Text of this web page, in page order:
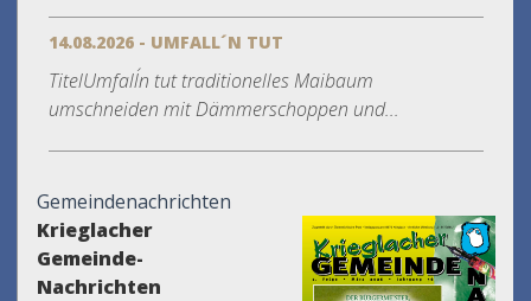
14.08.2026 - UMFALL´N TUT
TitelUmfall´n tut traditionelles Maibaum
umschneiden mit Dämmerschoppen und...
Gemeindenachrichten
Krieglacher
Gemeinde-
Nachrichten